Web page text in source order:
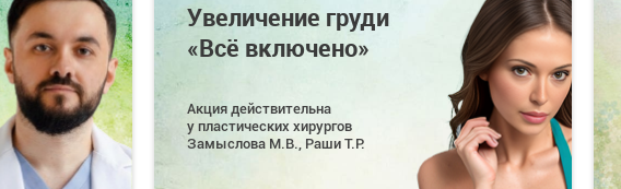
Увеличение груди
«Всё включено»
Акция действительна
у пластических хирургов
Замыслова М.В., Раши Т.Р.